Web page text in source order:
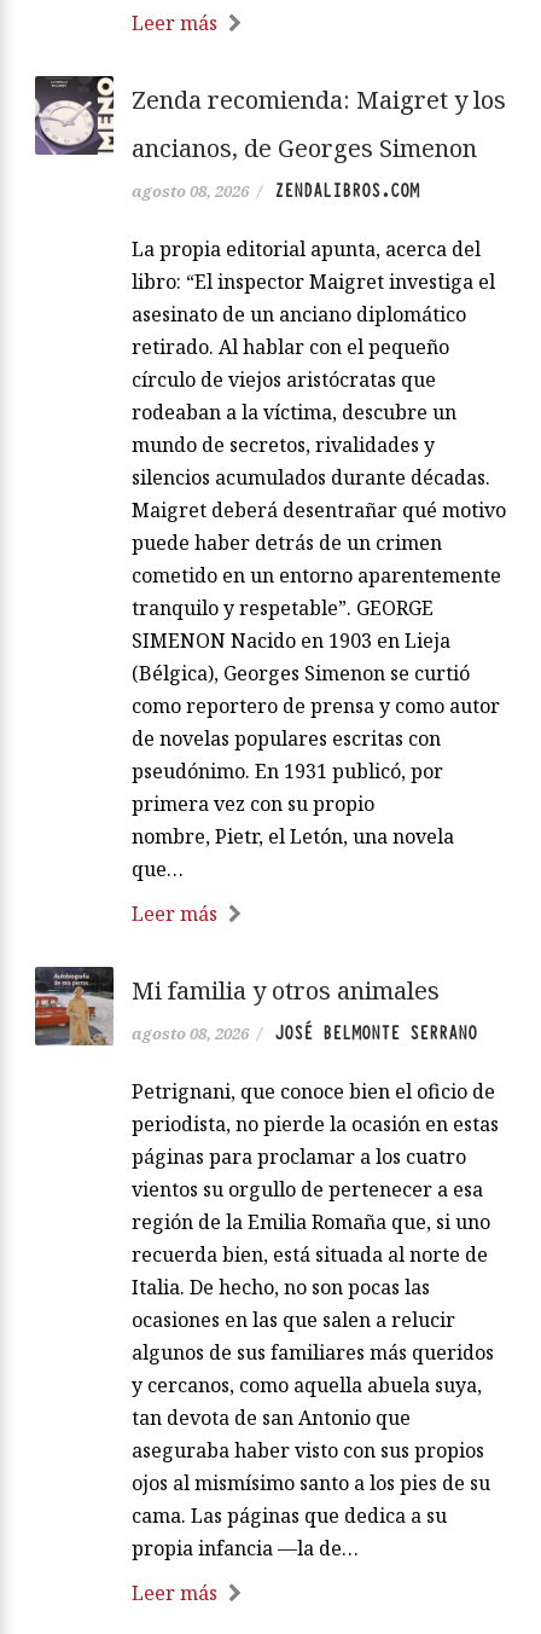
Leer más
Zenda recomienda: Maigret y los
ancianos, de Georges Simenon
agosto 08, 2026 / ZENDALIBROS.COM
La propia editorial apunta, acerca del
libro: “El inspector Maigret investiga el
asesinato de un anciano diplomático
retirado. Al hablar con el pequeño
círculo de viejos aristócratas que
rodeaban a la víctima, descubre un
mundo de secretos, rivalidades y
silencios acumulados durante décadas.
Maigret deberá desentrañar qué motivo
puede haber detrás de un crimen
cometido en un entorno aparentemente
tranquilo y respetable”. GEORGE
SIMENON Nacido en 1903 en Lieja
(Bélgica), Georges Simenon se curtió
como reportero de prensa y como autor
de novelas populares escritas con
pseudónimo. En 1931 publicó, por
primera vez con su propio
nombre, Pietr, el Letón, una novela
que…
Leer más
Mi familia y otros animales
agosto 08, 2026 / JOSÉ BELMONTE SERRANO
Petrignani, que conoce bien el oficio de
periodista, no pierde la ocasión en estas
páginas para proclamar a los cuatro
vientos su orgullo de pertenecer a esa
región de la Emilia Romaña que, si uno
recuerda bien, está situada al norte de
Italia. De hecho, no son pocas las
ocasiones en las que salen a relucir
algunos de sus familiares más queridos
y cercanos, como aquella abuela suya,
tan devota de san Antonio que
aseguraba haber visto con sus propios
ojos al mismísimo santo a los pies de su
cama. Las páginas que dedica a su
propia infancia —la de…
Leer más